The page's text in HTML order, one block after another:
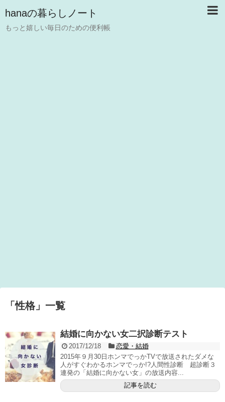
hanaの暮らしノート
もっと嬉しい毎日のための便利帳
「性格 」 一覧
結婚に向かない女二択診断テスト
2017/12/18
恋愛・結婚
2015年９月30日ホンマでっかTVで放送されたダメな
人がすぐわかるホンマでっか!?人間性診断 超診断３
連発の「結婚に向かない女」の放送内容...
記事を読む